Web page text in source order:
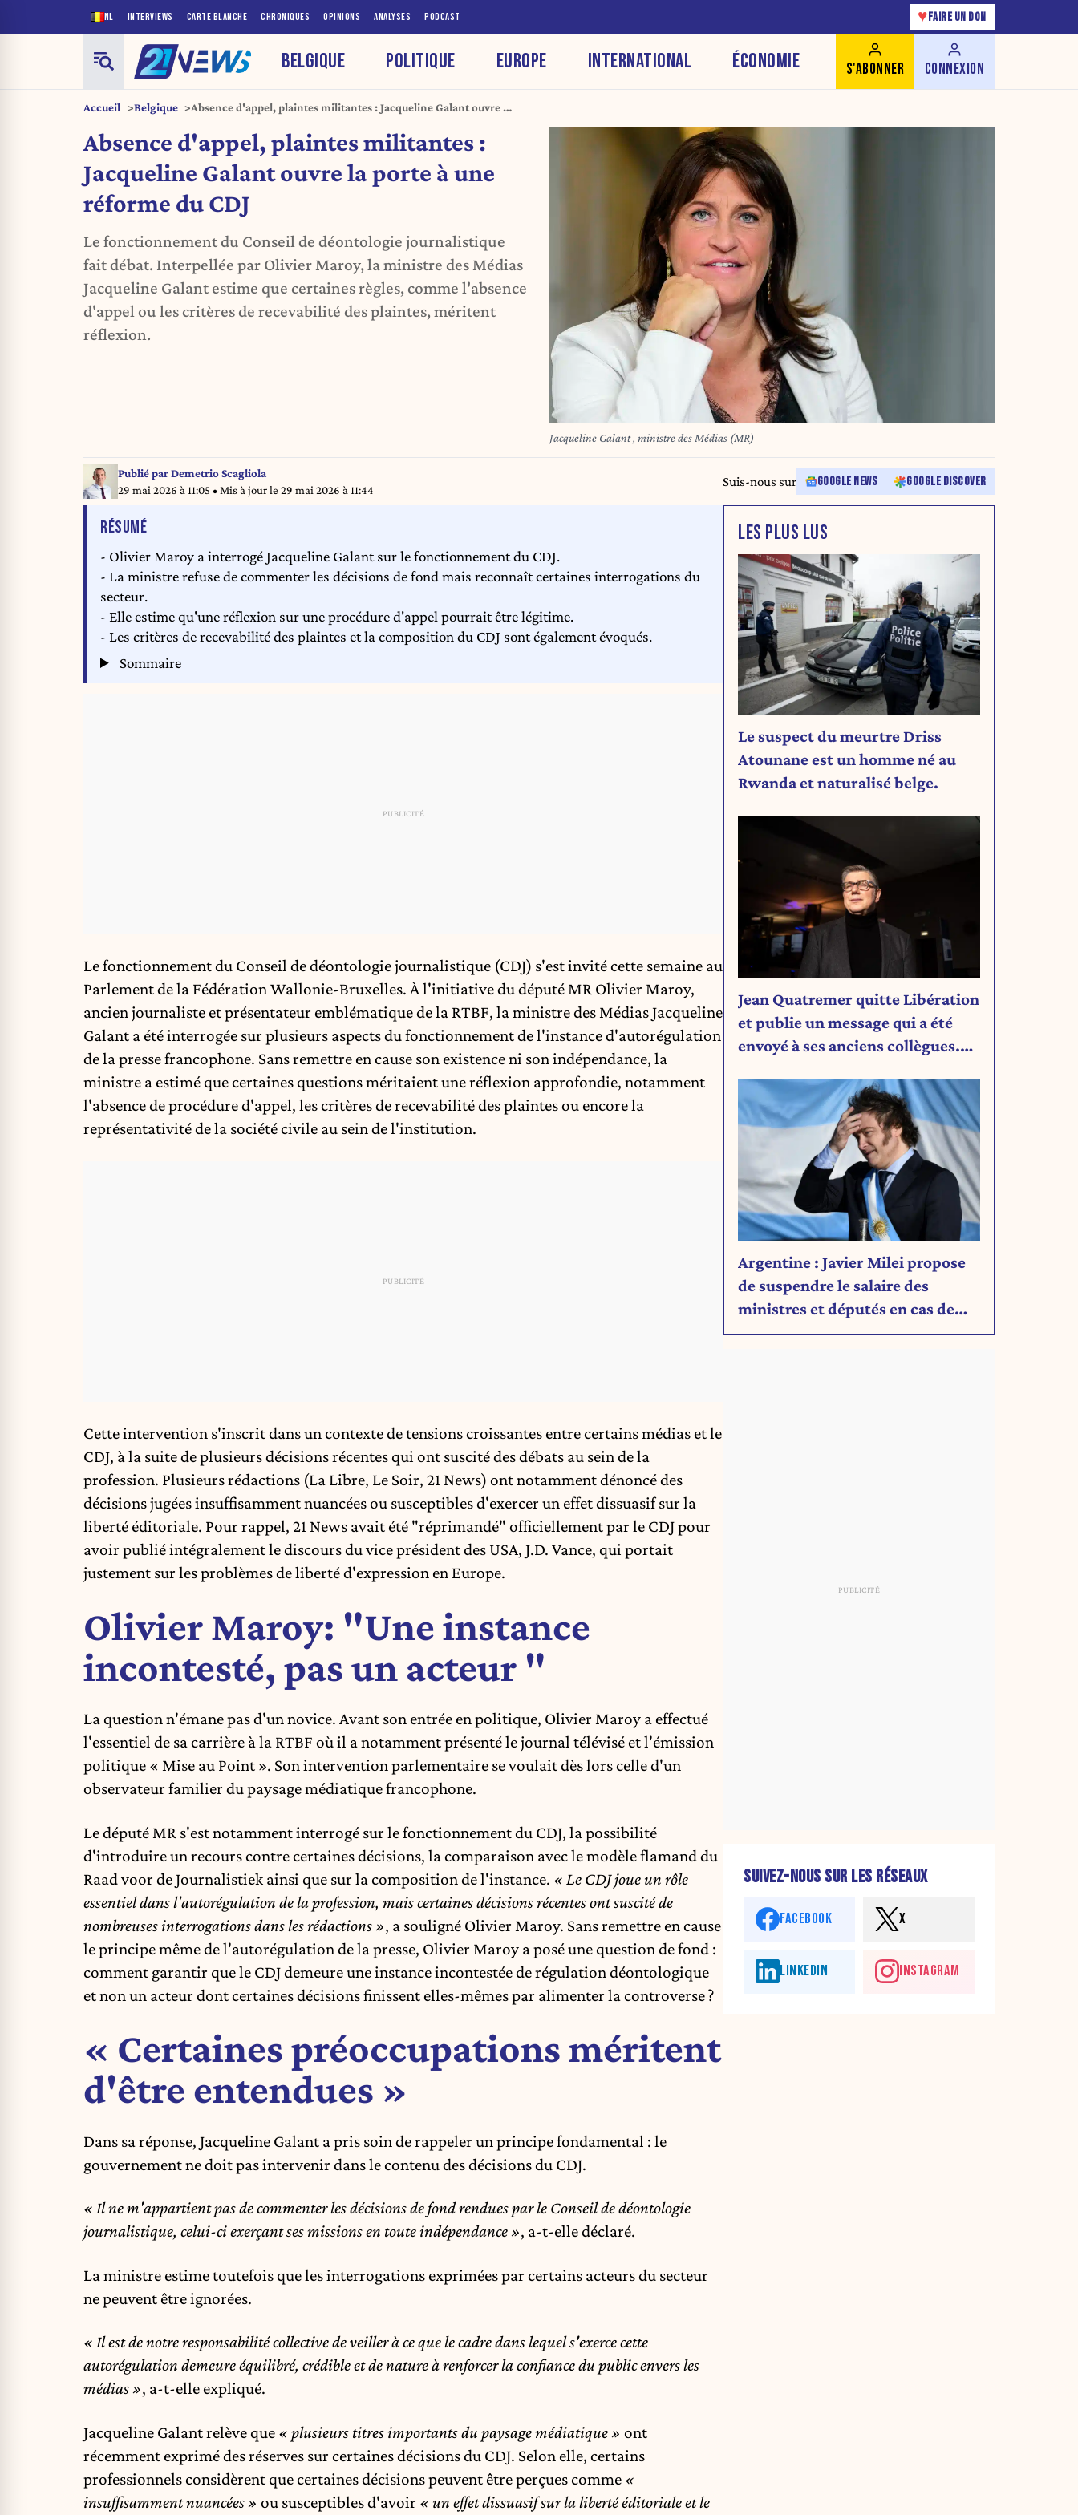
NL INTERVIEWS CARTE BLANCHE CHRONIQUES OPINIONS ANALYSES PODCAST ♥ FAIRE UN DON
BELGIQUE POLITIQUE EUROPE INTERNATIONAL ÉCONOMIE S'ABONNER CONNEXION
Accueil Belgique
Absence d'appel, plaintes militantes : Jacqueline Galant ouvre la
Absence d'appel, plaintes militantes :
Jacqueline Galant ouvre la porte à une
réforme du CDJ
Le fonctionnement du Conseil de déontologie journalistique
fait débat. Interpellée par Olivier Maroy, la ministre des Médias
Jacqueline Galant estime que certaines règles, comme l'absence
d'appel ou les critères de recevabilité des plaintes, méritent
réflexion.
Jacqueline Galant , ministre des Médias (MR)
Publié parDemetrio Scagliola
29 mai 2026 à 11:05 • Mis à jour le 29 mai 2026 à 11:44
Suis-nous sur GOOGLE NEWS GOOGLE DISCOVER
RÉSUMÉDE L'ARTICLE
- Olivier Maroy a interrogé Jacqueline Galant sur le fonctionnement du CDJ.
- La ministre refuse de commenter les décisions de fond mais reconnaît certaines interrogations du
secteur.
- Elle estime qu'une réflexion sur une procédure d'appel pourrait être légitime.
- Les critères de recevabilité des plaintes et la composition du CDJ sont également évoqués.
Sommaire
Le fonctionnement du Conseil de déontologie journalistique (CDJ) s'est invité cette semaine au
Parlement de la Fédération Wallonie-Bruxelles. À l'initiative du député MR Olivier Maroy,
ancien journaliste et présentateur emblématique de la RTBF, la ministre des Médias Jacqueline
Galant a été interrogée sur plusieurs aspects du fonctionnement de l'instance d'autorégulation
de la presse francophone. Sans remettre en cause son existence ni son indépendance, la
ministre a estimé que certaines questions méritaient une réflexion approfondie, notamment
l'absence de procédure d'appel, les critères de recevabilité des plaintes ou encore la
représentativité de la société civile au sein de l'institution.
Cette intervention s'inscrit dans un contexte de tensions croissantes entre certains médias et le
CDJ, à la suite de plusieurs décisions récentes qui ont suscité des débats au sein de la
profession. Plusieurs rédactions (La Libre, Le Soir, 21 News) ont notamment dénoncé des
décisions jugées insuffisamment nuancées ou susceptibles d'exercer un effet dissuasif sur la
liberté éditoriale. Pour rappel, 21 News avait été "réprimandé" officiellement par le CDJ pour
avoir publié intégralement le discours du vice président des USA, J.D. Vance, qui portait
justement sur les problèmes de liberté d'expression en Europe.
Olivier Maroy: "Une instance
incontesté, pas un acteur "
La question n'émane pas d'un novice. Avant son entrée en politique, Olivier Maroy a effectué
l'essentiel de sa carrière à la RTBF où il a notamment présenté le journal télévisé et l'émission
politique « Mise au Point ». Son intervention parlementaire se voulait dès lors celle d'un
observateur familier du paysage médiatique francophone.
Le député MR s'est notamment interrogé sur le fonctionnement du CDJ, la possibilité
d'introduire un recours contre certaines décisions, la comparaison avec le modèle flamand du
Raad voor de Journalistiek ainsi que sur la composition de l'instance. « Le CDJ joue un rôle
essentiel dans l'autorégulation de la profession, mais certaines décisions récentes ont suscité de
nombreuses interrogations dans les rédactions », a souligné Olivier Maroy. Sans remettre en cause
le principe même de l'autorégulation de la presse, Olivier Maroy a posé une question de fond :
comment garantir que le CDJ demeure une instance incontestée de régulation déontologique
et non un acteur dont certaines décisions finissent elles-mêmes par alimenter la controverse ?
« Certaines préoccupations méritent
d'être entendues »
Dans sa réponse, Jacqueline Galant a pris soin de rappeler un principe fondamental : le
gouvernement ne doit pas intervenir dans le contenu des décisions du CDJ.
« Il ne m'appartient pas de commenter les décisions de fond rendues par le Conseil de déontologie
journalistique, celui-ci exerçant ses missions en toute indépendance », a-t-elle déclaré.
La ministre estime toutefois que les interrogations exprimées par certains acteurs du secteur
ne peuvent être ignorées.
« Il est de notre responsabilité collective de veiller à ce que le cadre dans lequel s'exerce cette
autorégulation demeure équilibré, crédible et de nature à renforcer la confiance du public envers les
médias », a-t-elle expliqué.
Jacqueline Galant relève que « plusieurs titres importants du paysage médiatique » ont
récemment exprimé des réserves sur certaines décisions du CDJ. Selon elle, certains
professionnels considèrent que certaines décisions peuvent être perçues comme «
insuffisamment nuancées » ou susceptibles d'avoir « un effet dissuasif sur la liberté éditoriale et le
LES PLUS LUS
Le suspect du meurtre Driss
Atounane est un homme né au
Rwanda et naturalisé belge.
Jean Quatremer quitte Libération
et publie un message qui a été
envoyé à ses anciens collègues.
Argentine : Javier Milei propose
de suspendre le salaire des
ministres et députés en cas de
déficit budgétaire
SUIVEZ-NOUS SUR LES RÉSEAUX
FACEBOOK X
LINKEDIN INSTAGRAM